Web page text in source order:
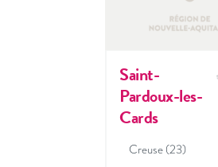
Saint-
Pardoux-les-
Cards
Creuse (23)